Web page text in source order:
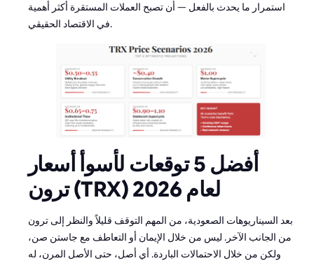
استمرار ما يحدث بالفعل — أن تصبح العملات المستقرة أكثر أهمية
في الاقتصاد الحقيقي.
أفضل 5 توقعات لأسوأ أسعار
ترون (TRX) لعام 2026
بعد السيناريوهات الصعودية، من المهم التوقف قليلاً والنظر إلى ترون
من الجانب الآخر. ليس من خلال الإيمان أو التعاطف مع جاستن صن،
ولكن من خلال الاحتمالات الباردة. أي أصل، حتى الأصل المرن، له